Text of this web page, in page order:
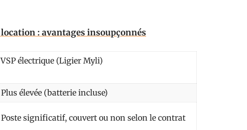
: avantages insoupçonnés
VSP électrique (Ligier Myli)
Plus élevée (batterie incluse)
Poste significatif, couvert ou non selon le contrat